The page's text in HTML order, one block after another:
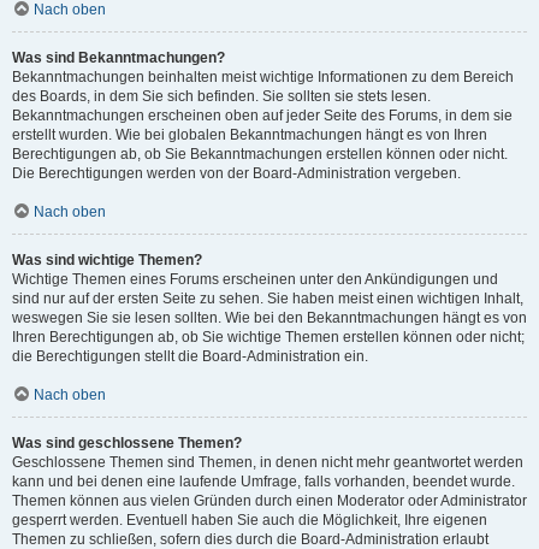
Nach oben
Was sind Bekanntmachungen?
Bekanntmachungen beinhalten meist wichtige Informationen zu dem Bereich
des Boards, in dem Sie sich befinden. Sie sollten sie stets lesen.
Bekanntmachungen erscheinen oben auf jeder Seite des Forums, in dem sie
erstellt wurden. Wie bei globalen Bekanntmachungen hängt es von Ihren
Berechtigungen ab, ob Sie Bekanntmachungen erstellen können oder nicht.
Die Berechtigungen werden von der Board-Administration vergeben.
Nach oben
Was sind wichtige Themen?
Wichtige Themen eines Forums erscheinen unter den Ankündigungen und
sind nur auf der ersten Seite zu sehen. Sie haben meist einen wichtigen Inhalt,
weswegen Sie sie lesen sollten. Wie bei den Bekanntmachungen hängt es von
Ihren Berechtigungen ab, ob Sie wichtige Themen erstellen können oder nicht;
die Berechtigungen stellt die Board-Administration ein.
Nach oben
Was sind geschlossene Themen?
Geschlossene Themen sind Themen, in denen nicht mehr geantwortet werden
kann und bei denen eine laufende Umfrage, falls vorhanden, beendet wurde.
Themen können aus vielen Gründen durch einen Moderator oder Administrator
gesperrt werden. Eventuell haben Sie auch die Möglichkeit, Ihre eigenen
Themen zu schließen, sofern dies durch die Board-Administration erlaubt